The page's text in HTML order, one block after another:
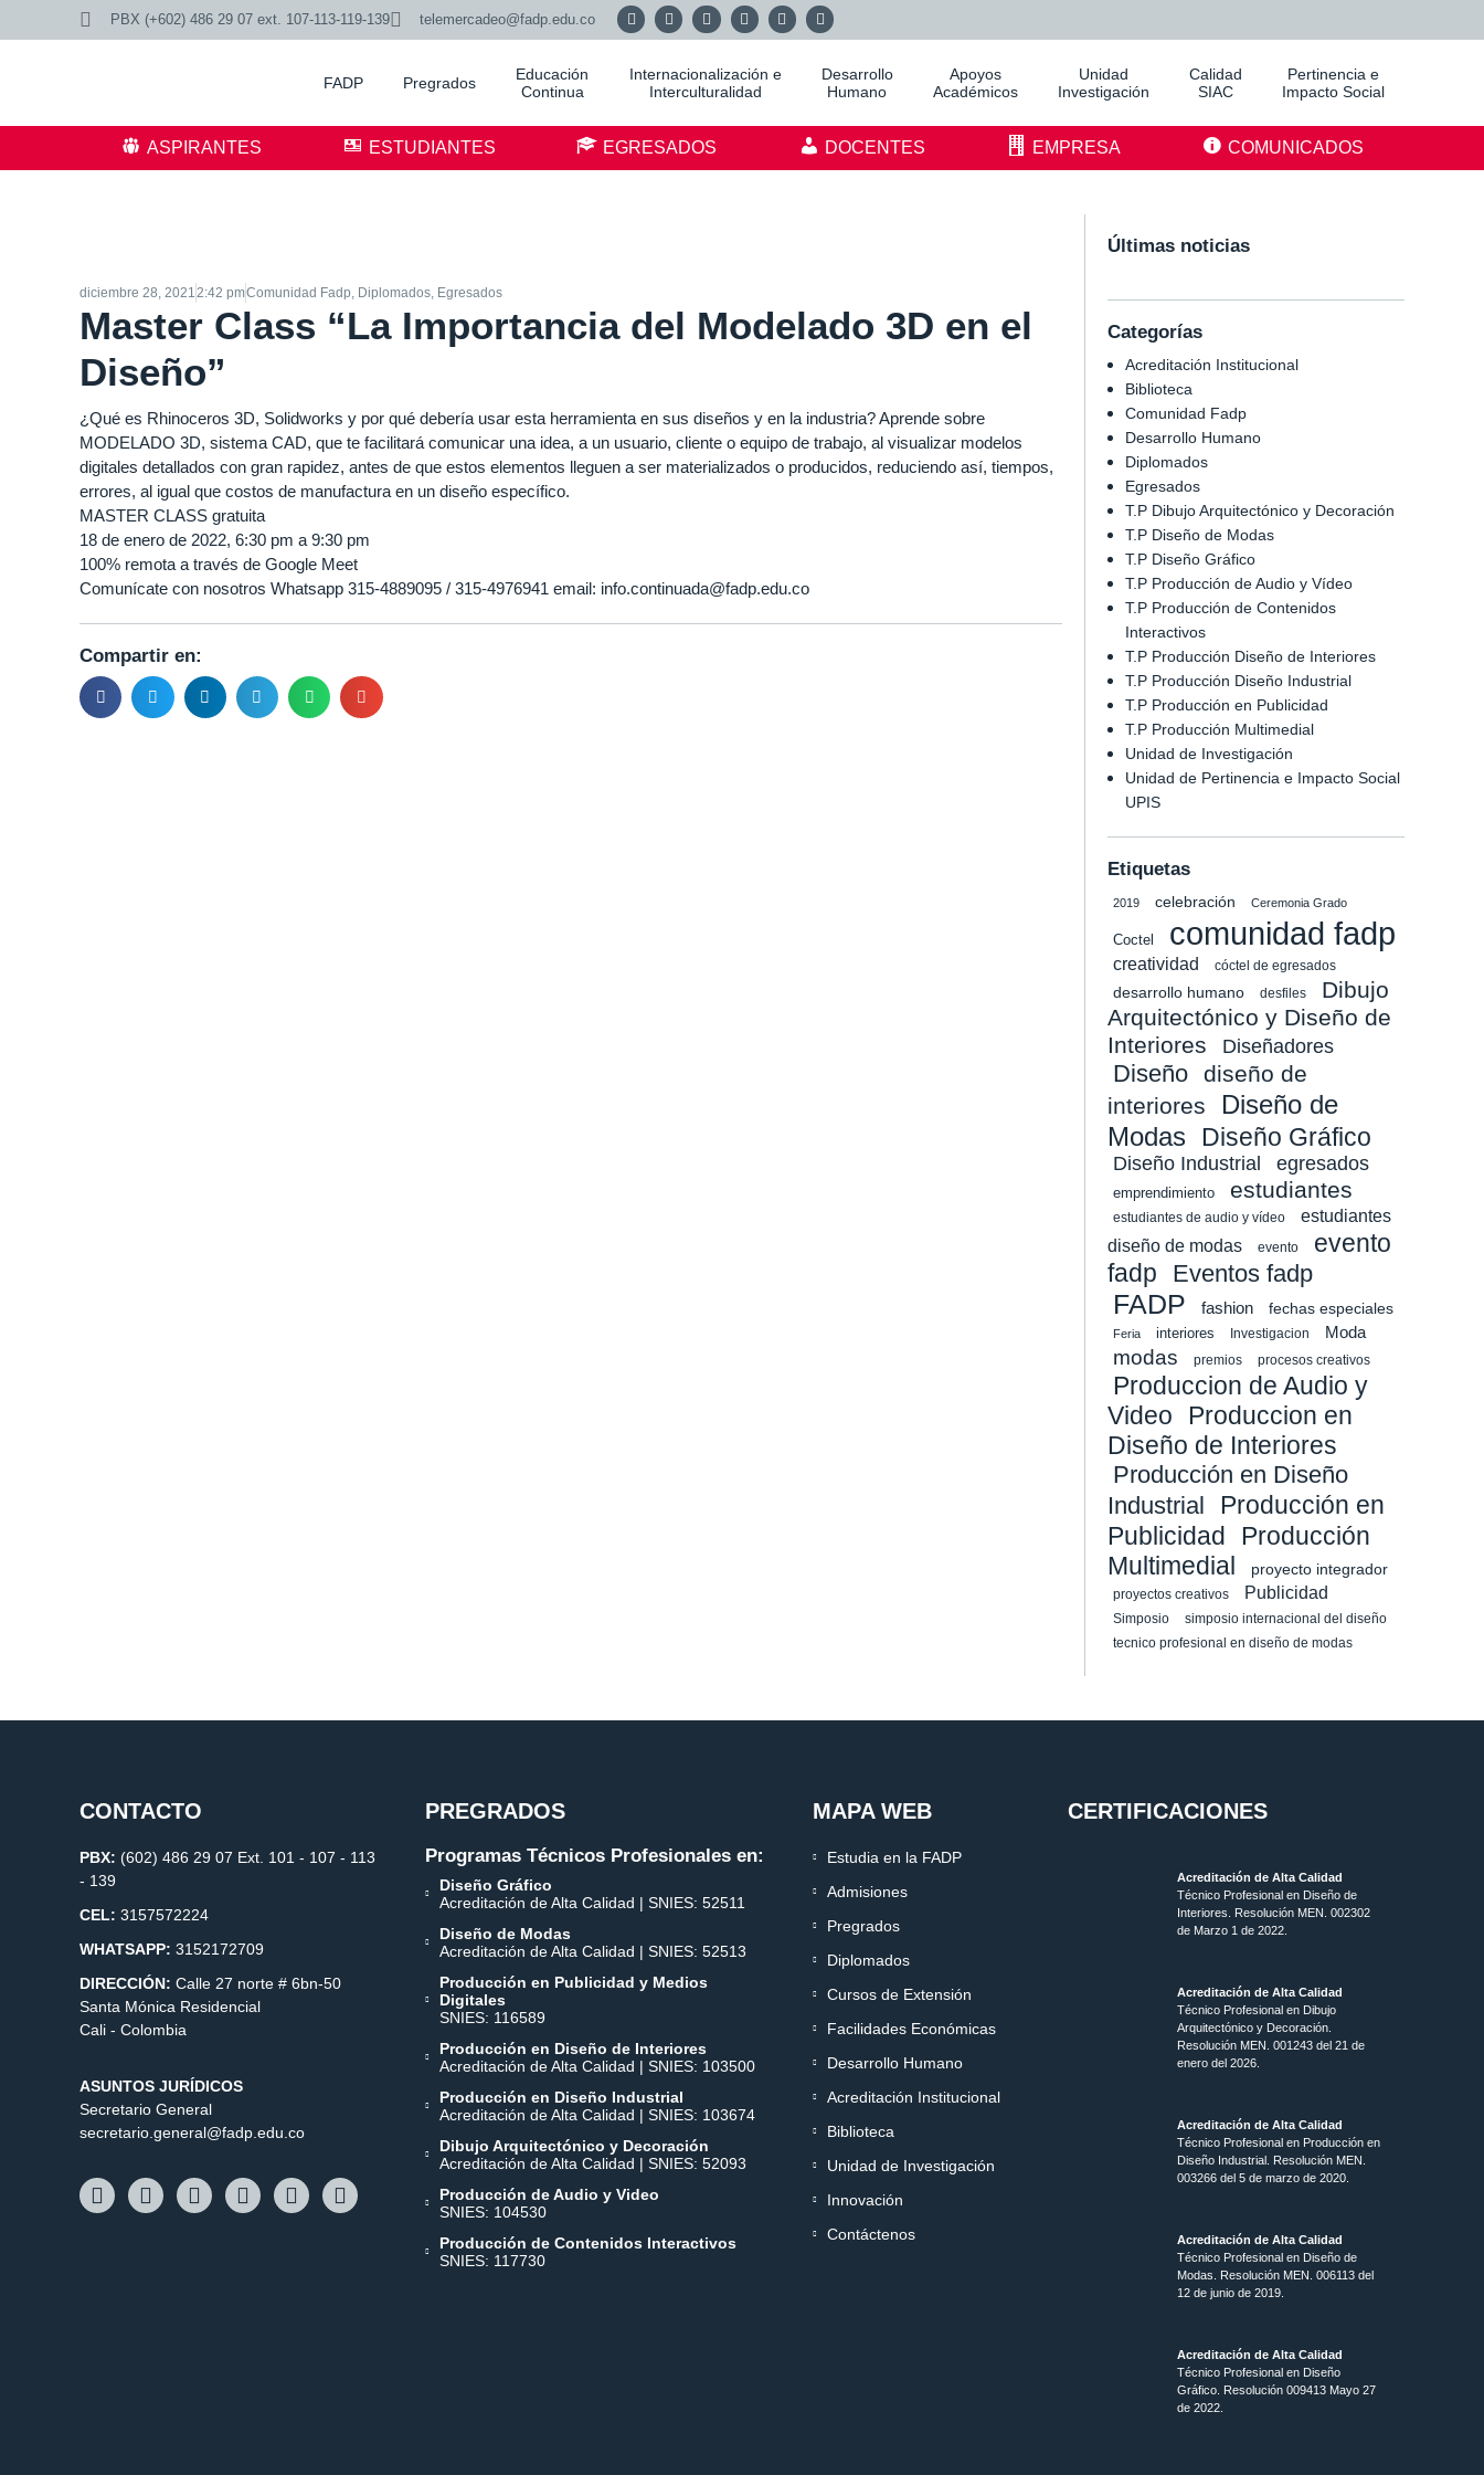
PBX (+602) 486 29 07 ext. 107-113-119-139 telemercadeo@fadp.edu.co
FADP Pregrados
Educación
Continua
Internacionalización e
Interculturalidad
Desarrollo
Humano
Apoyos
Académicos
Unidad
Investigación
Calidad
SIAC
Pertinencia e
Impacto Social
ASPIRANTES ESTUDIANTES EGRESADOS DOCENTES EMPRESA COMUNICADOS
diciembre 28, 2021 2:42 pmComunidad Fadp Diplomados Egresados
Master Class “La Importancia del Modelado 3D en el
Diseño”
¿Qué es Rhinoceros 3D, Solidworks y por qué debería usar esta herramienta en sus diseños y en la industria? Aprende sobre
MODELADO 3D, sistema CAD, que te facilitará comunicar una idea, a un usuario, cliente o equipo de trabajo, al visualizar modelos
digitales detallados con gran rapidez, antes de que estos elementos lleguen a ser materializados o producidos, reduciendo así, tiempos,
errores, al igual que costos de manufactura en un diseño específico.
MASTER CLASS gratuita
18 de enero de 2022, 6:30 pm a 9:30 pm
100% remota a través de Google Meet
Comunícate con nosotros Whatsapp 315-4889095 / 315-4976941 email: info.continuada@fadp.edu.co
Compartir en:
Últimas noticias
Categorías
Acreditación Institucional
Biblioteca
Comunidad Fadp
Desarrollo Humano
Diplomados
Egresados
T.P Dibujo Arquitectónico y Decoración
T.P Diseño de Modas
T.P Diseño Gráfico
T.P Producción de Audio y Vídeo
T.P Producción de Contenidos
Interactivos
T.P Producción Diseño de Interiores
T.P Producción Diseño Industrial
T.P Producción en Publicidad
T.P Producción Multimedial
Unidad de Investigación
Unidad de Pertinencia e Impacto Social
UPIS
Etiquetas
2019 celebración Ceremonia Grado
Coctel comunidad fadp
creatividad cóctel de egresados
desarrollo humano desfiles
Dibujo
Arquitectónico y Diseño de
Interiores
Diseñadores
Diseño
diseño de
interiores
Diseño de
Modas Diseño Gráfico
Diseño Industrial egresados
emprendimiento estudiantes
estudiantes de audio y vídeo
estudiantes
diseño de modas
evento
evento
fadp
Eventos fadp
FADP fashion fechas especiales
Feria interiores Investigacion Moda
modas premios procesos creativos
Produccion de Audio y
Video
Produccion en
Diseño de Interiores
Producción en Diseño
Industrial
Producción en
Publicidad
Producción
Multimedial
proyecto integrador
proyectos creativos Publicidad
Simposio simposio internacional del diseño
tecnico profesional en diseño de modas
CONTACTO
PBX: (602) 486 29 07 Ext. 101 - 107 - 113
- 139
CEL: 3157572224
WHATSAPP: 3152172709
DIRECCIÓN: Calle 27 norte # 6bn-50
Santa Mónica Residencial
Cali - Colombia
ASUNTOS JURÍDICOS
Secretario General
secretario.general@fadp.edu.co
PREGRADOS
Programas Técnicos Profesionales en:
Diseño Gráfico
Acreditación de Alta Calidad | SNIES: 52511
Diseño de Modas
Acreditación de Alta Calidad | SNIES: 52513
Producción en Publicidad y Medios
Digitales
SNIES: 116589
Producción en Diseño de Interiores
Acreditación de Alta Calidad | SNIES: 103500
Producción en Diseño Industrial
Acreditación de Alta Calidad | SNIES: 103674
Dibujo Arquitectónico y Decoración
Acreditación de Alta Calidad | SNIES: 52093
Producción de Audio y Video
SNIES: 104530
Producción de Contenidos Interactivos
SNIES: 117730
MAPA WEB
Estudia en la FADP
Admisiones
Pregrados
Diplomados
Cursos de Extensión
Facilidades Económicas
Desarrollo Humano
Acreditación Institucional
Biblioteca
Unidad de Investigación
Innovación
Contáctenos
CERTIFICACIONES
Acreditación de Alta Calidad
Técnico Profesional en Diseño de
Interiores. Resolución MEN. 002302
de Marzo 1 de 2022.
Acreditación de Alta Calidad
Técnico Profesional en Dibujo
Arquitectónico y Decoración.
Resolución MEN.001243 del 21 de
enero del 2026.
Acreditación de Alta Calidad
Técnico Profesional en Producción en
Diseño Industrial. Resolución MEN.
003266 del 5 de marzo de 2020.
Acreditación de Alta Calidad
Técnico Profesional en Diseño de
Modas. Resolución MEN. 006113 del
12 de junio de 2019.
Acreditación de Alta Calidad
Técnico Profesional en Diseño
Gráfico. Resolución 009413 Mayo 27
de 2022.